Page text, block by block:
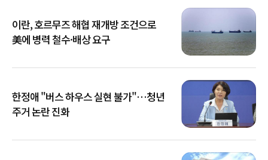
이란, 호르무즈 해협 재개방 조건으로
美에 병력 철수·배상 요구
한정애 "버스 하우스 실현 불가"…청년
주거 논란 진화